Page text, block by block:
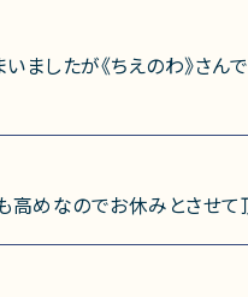
ましたが《ちえのわ》さ
高めなのでお休みとさせて